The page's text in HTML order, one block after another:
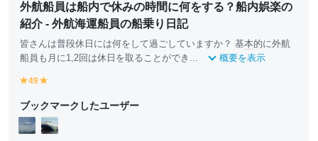
外航船員は船内で休みの時間に何をする？船内娯楽の
紹介 - 外航海運船員の船乗り日記
皆さんは普段休日には何をして過ごしていますか？ 基本的に外航
船員も月に1,2回は休日を取ることができ...
概要を表示
y
ll
o
w
49
ll
o
w
ブックマークしたユーザー